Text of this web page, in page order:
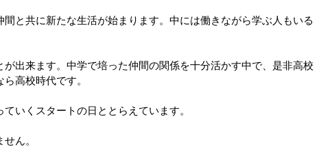
と共に新たな生活が始まります。中には働きながら学ぶ人もいる
出来ます。中学で培った仲間の関係を十分活かす中で、是非高校
高校時代です。
いくスタートの日ととらえています。
ん。